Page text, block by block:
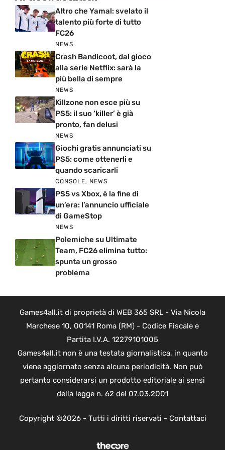
Altro che Yamal: svelato il
talento più forte di tutto
FC26
NEWS
Crash Bandicoot, dal gioco
alla serie Netflix: sarà la
più bella di sempre
NEWS
Killzone non esce più su
PS5: il suo ‘killer’ è già
pronto, fan delusi
NEWS
Giochi gratis annunciati su
PS5: come ottenerli e
quando scaricarli
CONSOLE, NEWS
PS5 vs Xbox, è la fine di
un’era: l’annuncio ufficiale
di GameStop
NEWS
Polemiche su Ultimate
Team, FC26 elimina tutto:
spunta un grosso
problema
Games4all.it di proprietà di WEB 365 SRL - Via Nicola
Marchese 10, 00141 Roma (RM) - Codice Fiscale e
Partita I.V.A. 12279101005
Games4all.it non è una testata giornalistica, in quanto
viene aggiornato senza alcuna periodicità. Non può
pertanto considerarsi un prodotto editoriale ai sensi
della legge n. 62 del 07.03.2001
Copyright ©2026 - Tutti i diritti riservati - Contattaci